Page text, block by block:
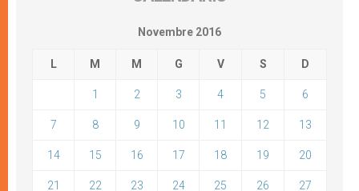
Novembre 2016
L M M G V S D
1 2 3 4 5 6
7 8 9 10 11 12 13
14 15 16 17 18 19 20
21 22 23 24 25 26 27